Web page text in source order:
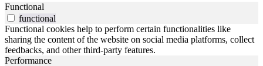
Functional
functional
Functional cookies help to perform certain functionalities like
sharing the content of the website on social media platforms, collect
feedbacks, and other third-party features.
Performance